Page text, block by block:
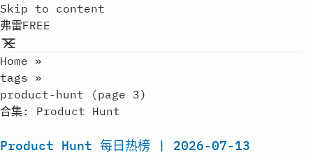
Skip to content
弗雷FREE
Home »
tags »
product-hunt (page 3)
合集: Product Hunt
Product Hunt 每日热榜 | 2026-07-13